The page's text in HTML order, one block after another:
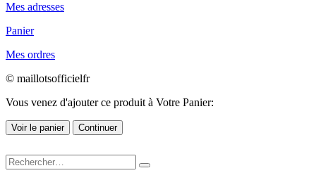
Mes adresses
Panier
Mes ordres
© maillotsofficielfr
Vous venez d'ajouter ce produit à Votre Panier:
Voir le panier Continuer